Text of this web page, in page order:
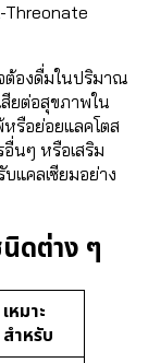
Threonate
ต้องดื่มในปริมาณ
สียต่อสุขภาพใน
รือย่อยแลคโตส
นๆ หรือเสริม
แคลเซียมอย่าง
ดต่าง ๆ
เหมาะ
สำหรับ